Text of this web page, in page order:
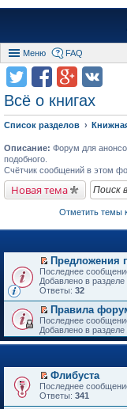
Меню FAQ
Всё о книгах
Список разделов
Описание: Форум для
подобного.
Счётчик сообщений в этом
Новая тема
Отметить темы
П
е
р
й
т
и
к
п
в
о
м
у
Предложения
Последнее
Добавлено в разделе
Ответы: 32
П
е
р
е
т
и
к
п
Правила
Последнее
Добавлено в разделе
П
е
Флибуста
Последнее
Ответы: 341